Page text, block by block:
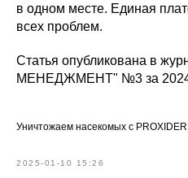
в одном месте. Единая
всех проблем.
Статья опубликована в
МЕНЕДЖМЕНТ" №3 за
Уничтожаем насекомых с PROXIDER
2025-01-10 15:26